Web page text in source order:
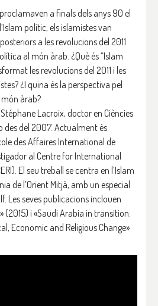
a finals dels anys 90 el
polític, els islamistes van
a les revolucions del 2011
al món àrab. ¿Què és “Islam
les revolucions del 2011 i les
¿I quina és la perspectiva pel
àrab?
Lacroix, doctor en Ciències
des del 2007. Actualment és
des Affaires International de
al Centre for International
El seu treball se centra en l’Islam
de l’Orient Mitjà, amb un especial
Les seves publicacions inclouen
(2015) i «Saudi Arabia in transition:
Economic and Religious Change»